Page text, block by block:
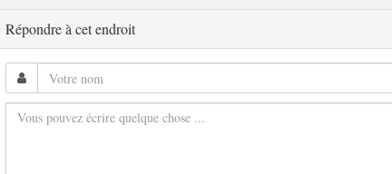
Répondre à cet endroit